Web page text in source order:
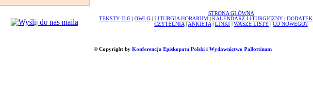
STRONA GŁÓWNA
TEKSTY ILG
OWLG LITURGIA HORARUM KALENDARZ LITURGICZNY DODATEK
CZYTELNIA
ANKIETA LINKI WASZE LISTY CO NOWEGO?
© Copyright by Konferencja Episkopatu Polskii Wydawnictwo Pallottinum